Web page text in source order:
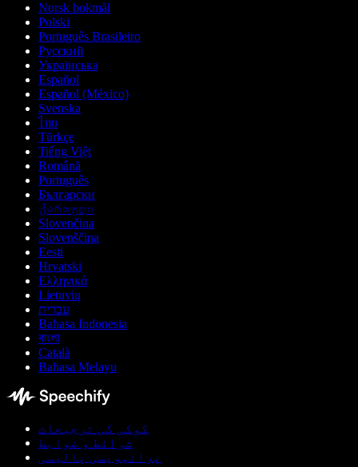
Norsk bokmål
Polski
Português Brasileiro
Русский
Українська
Español
Español (México)
Svenska
ไทย
Türkçe
Tiếng Việt
Română
Português
Български
ქართული
Slovenčina
Slovenščina
Eesti
Hrvatski
Ελληνικά
Lietuvių
עברית
Bahasa Indonesia
বাংলা
Català
Bahasa Melayu
کوکی کی ترجیحات
شرائط و ضوابط
پرائیویسی پالیسی